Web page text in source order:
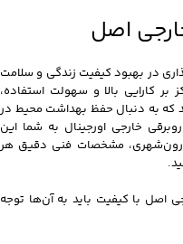
اصل
در بهبود کیفیت زندگی و سلامت
کارایی بالا و سهولت استفاده،
که به دنبال حفظ بهداشت محیط در
خارجی اورجینال به شما این
درون‌شهری، مشخصات فنی دقیق هر
اصل با کیفیت باید به آن‌ها توجه